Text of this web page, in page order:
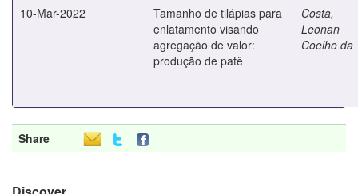
10-Mar-2022
Tamanho de tilápias para
enlatamento visando
agregação de valor:
produção de patê
Costa,
Leonan
Coelho da
Share